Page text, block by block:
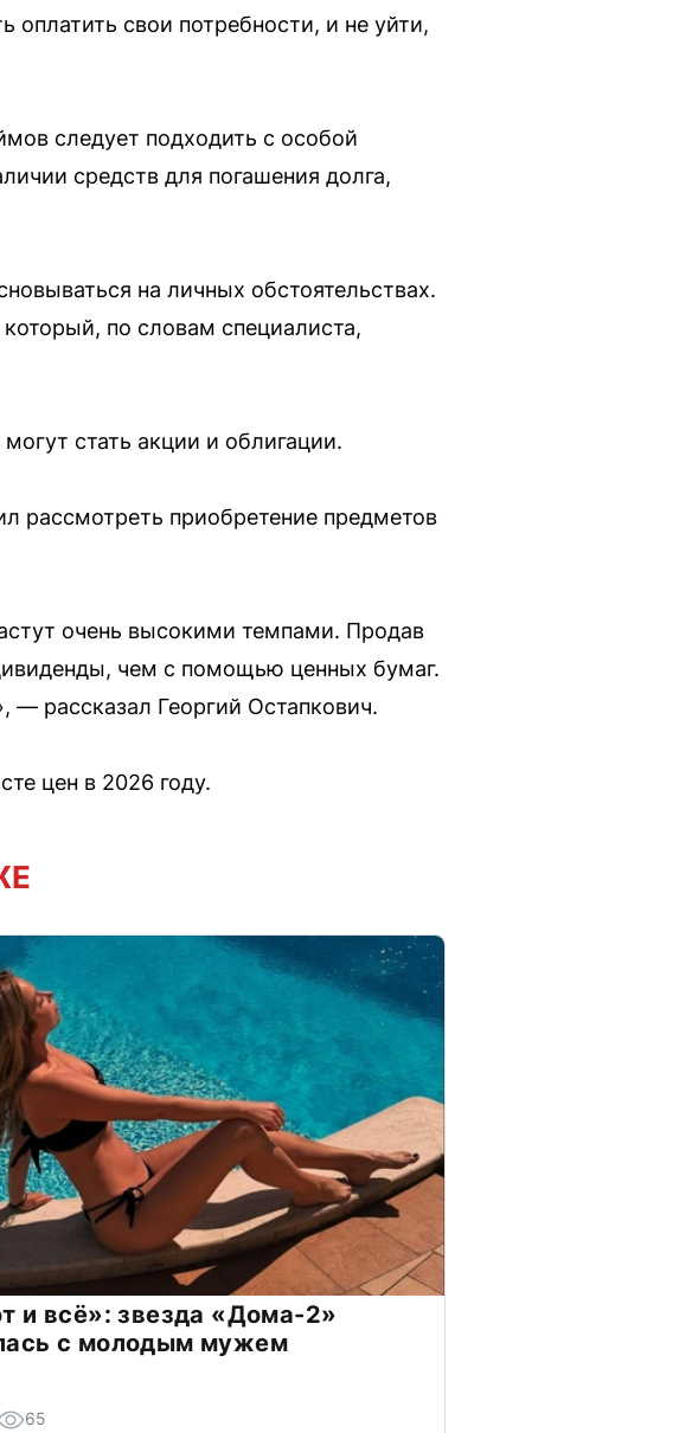
свои потребности, и не уйти,
следует подходить с особой
средств для погашения долга,
на личных обстоятельствах.
по словам специалиста,
стать акции и облигации.
приобретение предметов
очень высокими темпами. Продав
чем с помощью ценных бумаг.
рассказал Георгий Остапкович.
цен в 2026 году.
и всё»: звезда «Дома-2»
с молодым мужем
65